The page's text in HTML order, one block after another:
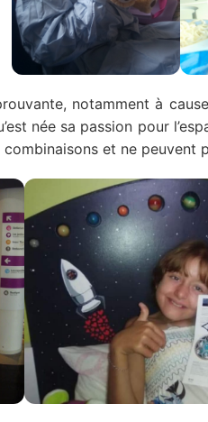
notamment à
née sa passion pour
et ne peuvent